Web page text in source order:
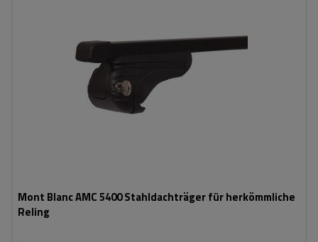
Mont Blanc AMC 5400 Stahldachträger für herkömmliche
Reling